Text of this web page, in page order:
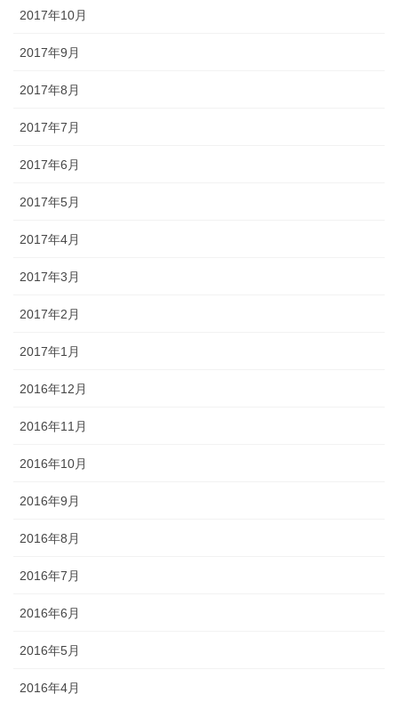
2017年10月
2017年9月
2017年8月
2017年7月
2017年6月
2017年5月
2017年4月
2017年3月
2017年2月
2017年1月
2016年12月
2016年11月
2016年10月
2016年9月
2016年8月
2016年7月
2016年6月
2016年5月
2016年4月